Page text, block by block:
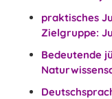
praktisches
Zielgruppe:
Bedeutende